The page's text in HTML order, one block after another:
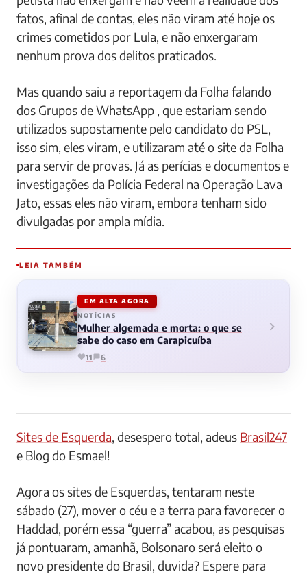
fatos, afinal de contas, eles não viram até hoje os
crimes cometidos por Lula, e não enxergaram
nenhum prova dos delitos praticados.
Mas quando saiu a reportagem da Folha falando
dos Grupos de WhatsApp , que estariam sendo
utilizados supostamente pelo candidato do PSL,
isso sim, eles viram, e utilizaram até o site da Folha
para servir de provas. Já as perícias e documentos e
investigações da Polícia Federal na Operação Lava
Jato, essas eles não viram, embora tenham sido
divulgadas por ampla mídia.
LEIA TAMBÉM
EM ALTA AGORA
NOTÍCIAS
Mulher algemada e morta: o que se
sabe do caso em Carapicuíba
11 6
Sites de Esquerda, desespero total, adeus Brasil247
e Blog do Esmael!
Agora os sites de Esquerdas, tentaram neste
sábado (27), mover o céu e a terra para favorecer o
Haddad, porém essa “guerra” acabou, as pesquisas
já pontuaram, amanhã, Bolsonaro será eleito o
novo presidente do Brasil, duvida? Espere para